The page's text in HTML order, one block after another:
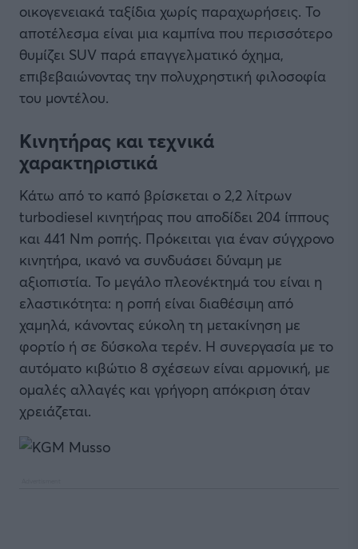
οικογενειακά ταξίδια χωρίς παραχωρήσεις. Το
αποτέλεσμα είναι μια καμπίνα που περισσότερο
θυμίζει SUV παρά επαγγελματικό όχημα,
επιβεβαιώνοντας την πολυχρηστική φιλοσοφία
του μοντέλου.
Κινητήρας και τεχνικά
χαρακτηριστικά
Κάτω από το καπό βρίσκεται ο 2,2 λίτρων
turbodiesel κινητήρας που αποδίδει 204 ίππους
και 441 Nm ροπής. Πρόκειται για έναν σύγχρονο
κινητήρα, ικανό να συνδυάσει δύναμη με
αξιοπιστία. Το μεγάλο πλεονέκτημά του είναι η
ελαστικότητα: η ροπή είναι διαθέσιμη από
χαμηλά, κάνοντας εύκολη τη μετακίνηση με
φορτίο ή σε δύσκολα τερέν. Η συνεργασία με το
αυτόματο κιβώτιο 8 σχέσεων είναι αρμονική, με
ομαλές αλλαγές και γρήγορη απόκριση όταν
χρειάζεται.